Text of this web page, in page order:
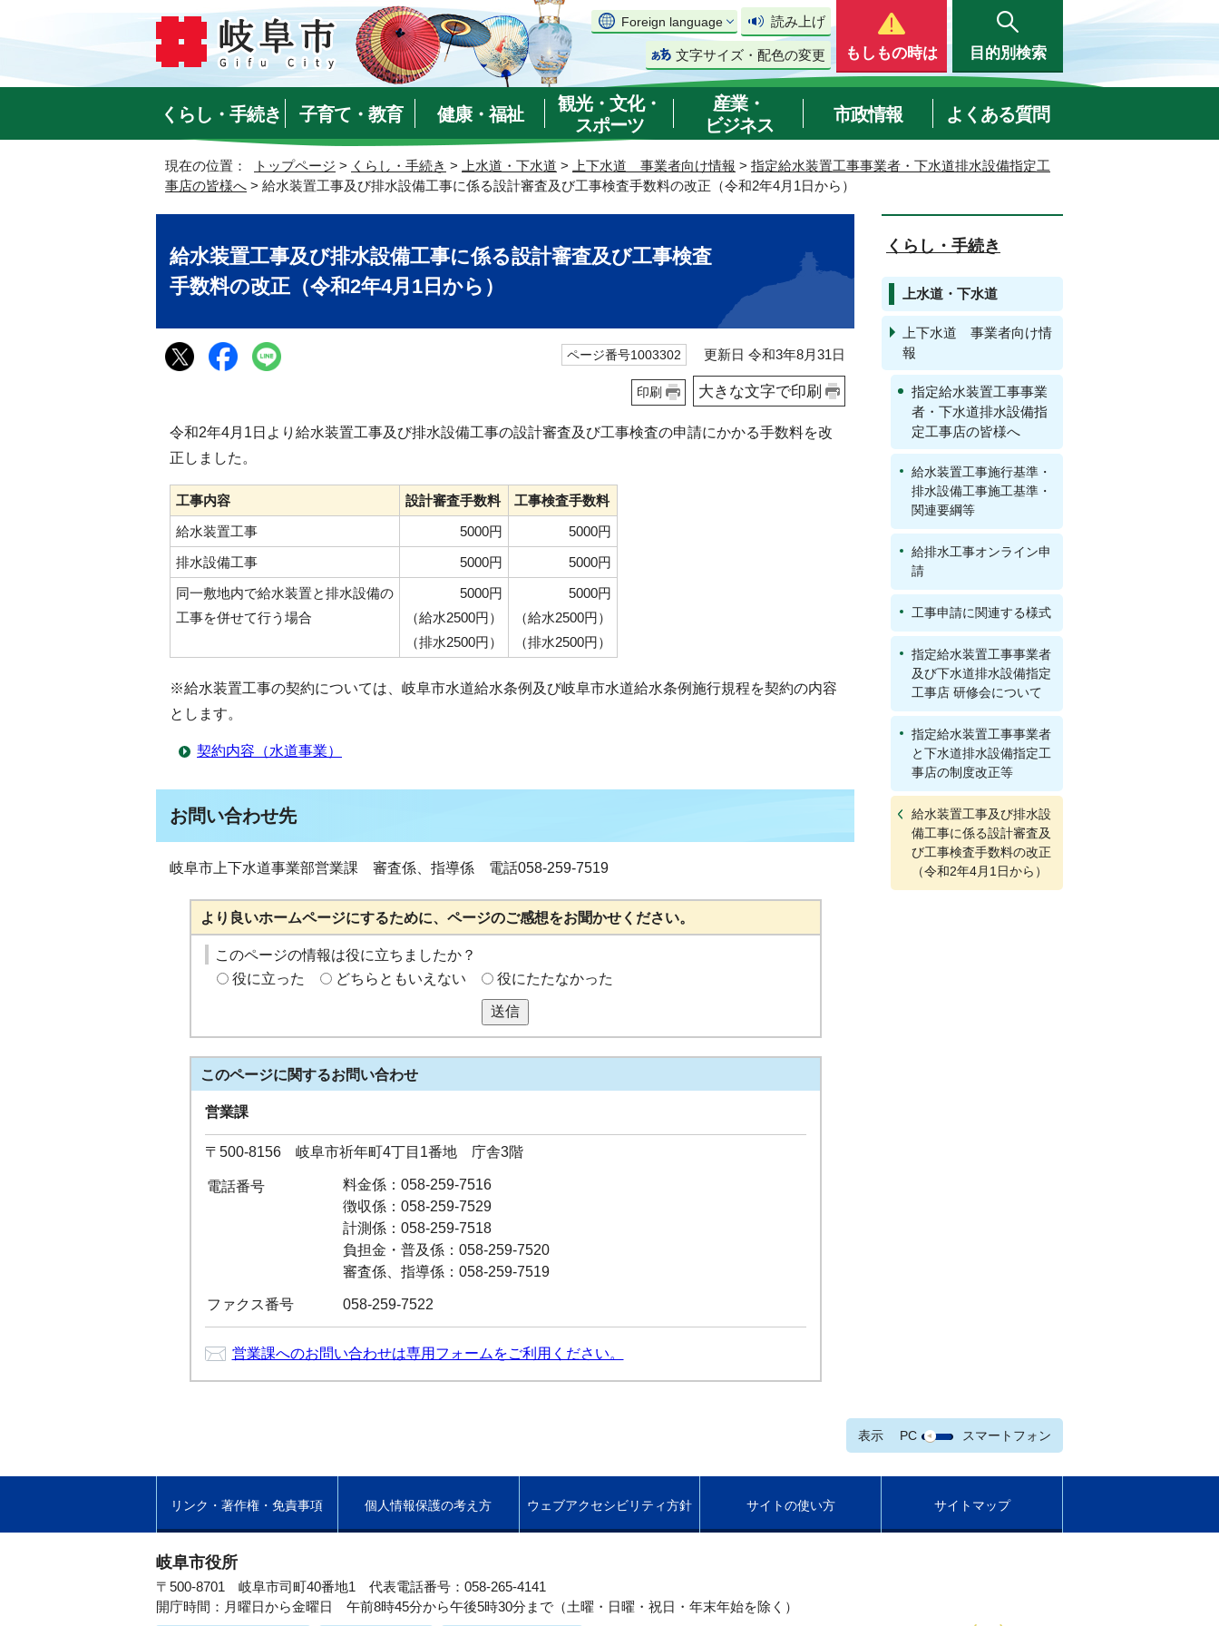
Foreign language 読み上げ
文字サイズ・配色の変更 もしもの時は 目的別検索
くらし・手続き 子育て・教育 健康・福祉
観光・文化・
スポーツ
産業・
ビジネス
市政情報 よくある質問
現在の位置： トップページ > くらし・手続き > 上水道・下水道 > 上下水道 事業者向け情報 > 指定給水装置工事事業者・下水道排水設備指定工
事店の皆様へ > 給水装置工事及び排水設備工事に係る設計審査及び工事検査手数料の改正（令和2年4月1日から）
給水装置工事及び排水設備工事に係る設計審査及び工事検査
手数料の改正（令和2年4月1日から）
ページ番号1003302 更新日 令和3年8月31日
印刷 大きな文字で印刷
令和2年4月1日より給水装置工事及び排水設備工事の設計審査及び工事検査の申請にかかる手数料を改
正しました。
工事内容 設計審査手数料
工事検査手数料
給水装置工事
5000円
5000円
排水設備工事
5000円
5000円
同一敷地内で給水装置と排水設備の
工事を併せて行う場合
5000円
（給水2500円）
（排水2500円）
5000円
（給水2500円）
（排水2500円）
※給水装置工事の契約については、岐阜市水道給水条例及び岐阜市水道給水条例施行規程を契約の内容
とします。
契約内容（水道事業）
お問い合わせ先
岐阜市上下水道事業部営業課 審査係、指導係 電話058-259-7519
より良いホームページにするために、ページのご感想をお聞かせください。
このページの情報は役に立ちましたか？
役に立った
どちらともいえない 役にたたなかった
送信
このページに関するお問い合わせ
営業課
〒500-8156 岐阜市祈年町4丁目1番地 庁舎3階
電話番号
料金係：058-259-7516
徴収係：058-259-7529
計測係：058-259-7518
負担金・普及係：058-259-7520
審査係、指導係：058-259-7519
ファクス番号 058-259-7522
営業課へのお問い合わせは専用フォームをご利用ください。
くらし・手続き
上水道・下水道
上下水道 事業者向け情
報
指定給水装置工事事業
者・下水道排水設備指
定工事店の皆様へ
給水装置工事施行基準・
排水設備工事施工基準・
関連要綱等
給排水工事オンライン申
請
工事申請に関連する様式
指定給水装置工事事業者
及び下水道排水設備指定
工事店 研修会について
指定給水装置工事事業者
と下水道排水設備指定工
事店の制度改正等
給水装置工事及び排水設
備工事に係る設計審査及
び工事検査手数料の改正
（令和2年4月1日から）
表示 PC スマートフォン
リンク・著作権・免責事項 個人情報保護の考え方 ウェブアクセシビリティ方針 サイトの使い方 サイトマップ
岐阜市役所
〒500-8701 岐阜市司町40番地1 代表電話番号：058-265-4141
開庁時間：月曜日から金曜日 午前8時45分から午後5時30分まで（土曜・日曜・祝日・年末年始を除く）